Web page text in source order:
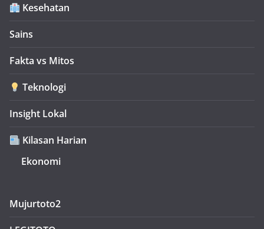
Kesehatan
Sains
Fakta vs Mitos
Teknologi
Insight Lokal
Kilasan Harian
Ekonomi
Mujurtoto2